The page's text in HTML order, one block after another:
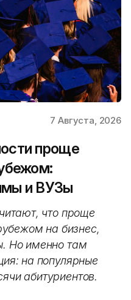
7 Августа, 2026
проще
и ВУЗы
что проще
на бизнес,
Но именно там
на популярные
абитуриентов.